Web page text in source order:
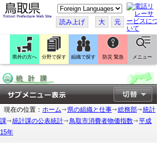
こ
の
ペ
ー
ジ
翻
訳
す
読み上げ 大 元
県外の方へ 分野で探す 組織で探す 防災 緊急 メニュー
現在の位置： ホーム 県の組織と仕事 総務部
統計
課
統計課の公表統計 鳥取市消費者物価指数
平成
15年